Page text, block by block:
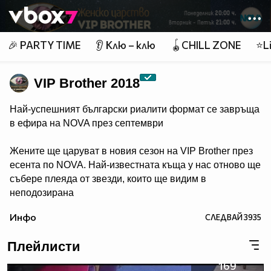
👾
🎉 PARTY TIME 👂 Клю – клю 🪀CHILL ZONE
VIP Brother 2018
Най-успешният български риалити формат се завръща
в ефира на NOVA през септември
Жените ще царуват в новия сезон на VIP Brother през
есента по NOVA. Най-известната къща у нас отново ще
събере плеяда от звезди, които ще видим в
неподозирана
телевизията в България, се завръща в ефира през
цялата власт, но и цялата отговорност в ръцете на
дамите.
Инфо СЛЕДВАЙ3935
Плейлисти
169